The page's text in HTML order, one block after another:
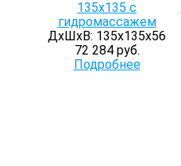
135х135 с
гидромассажем
ДхШхВ: 135х135х56
72 284 руб.
Подробнее